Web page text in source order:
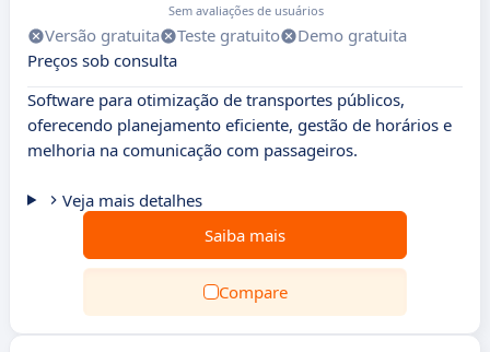
Sem avaliações de usuários
Versão gratuita Teste gratuito
Demo gratuita
Preços sob consulta
Software para otimização de transportes públicos,
oferecendo planejamento eficiente, gestão de horários e
melhoria na comunicação com passageiros.
Veja mais detalhes
Saiba mais
Compare